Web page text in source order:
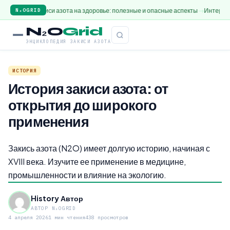
N₂OGRID
закиси азота на здоровье: полезные и опасные аспекты Интервью с
N₂OGrid
ЭНЦИКЛОПЕДИЯ ЗАКИСИ АЗОТА
ИСТОРИЯ
История закиси азота: от
открытия до широкого
применения
Закись азота (N2O) имеет долгую историю, начиная с
XVIII века. Изучите ее применение в медицине,
промышленности и влияние на экологию.
History Автор
АВТОР N₂OGRID
4 апреля 20261 мин чтения438 просмотров